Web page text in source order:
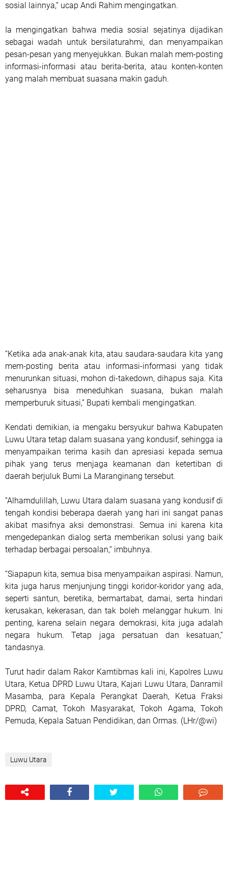
sosial lainnya,” ucap Andi Rahim mengingatkan.
Ia mengingatkan bahwa media sosial sejatinya dijadikan
sebagai wadah untuk bersilaturahmi, dan menyampaikan
pesan-pesan yang menyejukkan. Bukan malah mem-posting
informasi-informasi atau berita-berita, atau konten-konten
yang malah membuat suasana makin gaduh.
“Ketika ada anak-anak kita, atau saudara-saudara kita yang
mem-posting berita atau informasi-informasi yang tidak
menurunkan situasi, mohon di-takedown, dihapus saja. Kita
seharusnya bisa meneduhkan suasana, bukan malah
memperburuk situasi,” Bupati kembali mengingatkan.
Kendati demikian, ia mengaku bersyukur bahwa Kabupaten
Luwu Utara tetap dalam suasana yang kondusif, sehingga ia
menyampaikan terima kasih dan apresiasi kepada semua
pihak yang terus menjaga keamanan dan ketertiban di
daerah berjuluk Bumi La Maranginang tersebut.
“Alhamdulillah, Luwu Utara dalam suasana yang kondusif di
tengah kondisi beberapa daerah yang hari ini sangat panas
akibat masifnya aksi demonstrasi. Semua ini karena kita
mengedepankan dialog serta memberikan solusi yang baik
terhadap berbagai persoalan,” imbuhnya.
“Siapapun kita, semua bisa menyampaikan aspirasi. Namun,
kita juga harus menjunjung tinggi koridor-koridor yang ada,
seperti santun, beretika, bermartabat, damai, serta hindari
kerusakan, kekerasan, dan tak boleh melanggar hukum. Ini
penting, karena selain negara demokrasi, kita juga adalah
negara hukum. Tetap jaga persatuan dan kesatuan,”
tandasnya.
Turut hadir dalam Rakor Kamtibmas kali ini, Kapolres Luwu
Utara, Ketua DPRD Luwu Utara, Kajari Luwu Utara, Danramil
Masamba, para Kepala Perangkat Daerah, Ketua Fraksi
DPRD, Camat, Tokoh Masyarakat, Tokoh Agama, Tokoh
Pemuda, Kepala Satuan Pendidikan, dan Ormas. (LHr/@wi)
Luwu Utara